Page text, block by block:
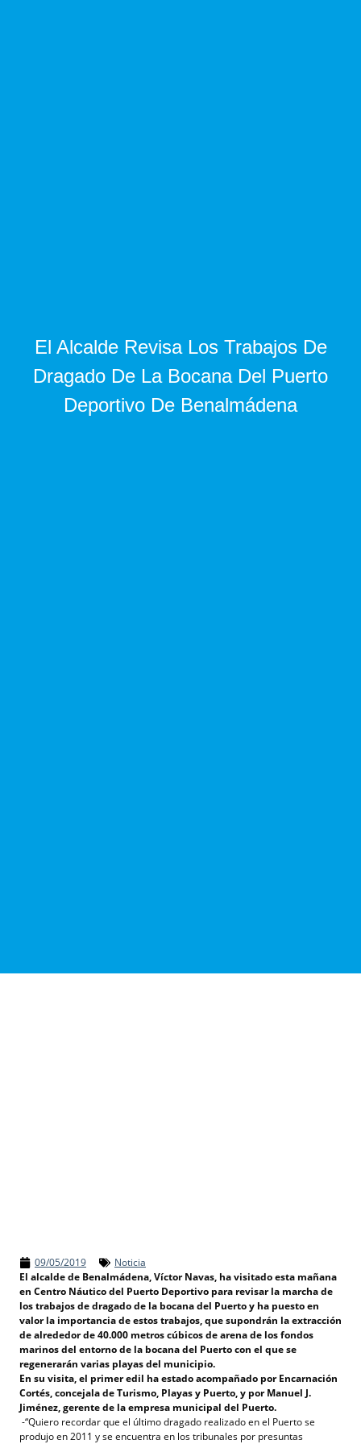
El Alcalde Revisa Los Trabajos De
Dragado De La Bocana Del Puerto
Deportivo De Benalmádena
09/05/2019
Noticia
El alcalde de Benalmádena, Víctor Navas, ha visitado esta mañana
en Centro Náutico del Puerto Deportivo para revisar la marcha de
los trabajos de dragado de la bocana del Puerto y ha puesto en
valor la importancia de estos trabajos, que supondrán la extracción
de alrededor de 40.000 metros cúbicos de arena de los fondos
marinos del entorno de la bocana del Puerto con el que se
regenerarán varias playas del municipio.
En su visita, el primer edil ha estado acompañado por Encarnación
Cortés, concejala de Turismo, Playas y Puerto, y por Manuel J.
Jiménez, gerente de la empresa municipal del Puerto.
-“Quiero recordar que el último dragado realizado en el Puerto se
produjo en 2011 y se encuentra en los tribunales por presuntas